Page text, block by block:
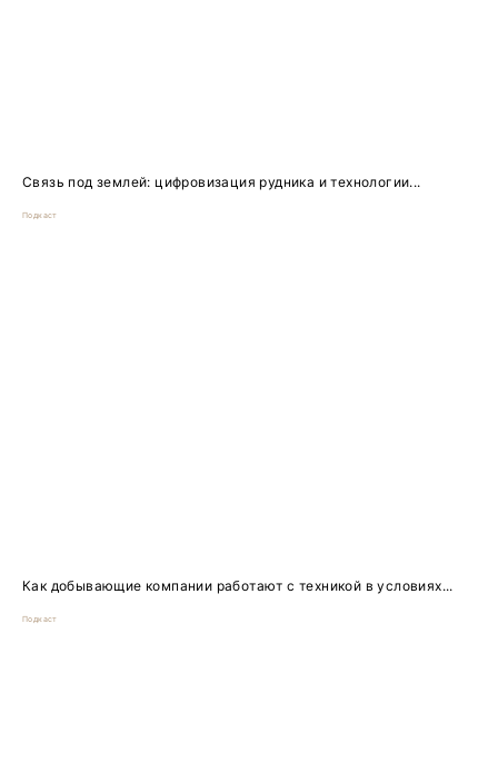
Связь под землей: цифровизация рудника и технологии...
Подкаст
Как добывающие компании работают с техникой в условиях...
Подкаст